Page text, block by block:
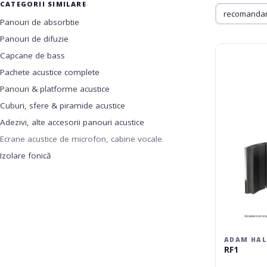
CATEGORII SIMILARE
Panouri de absorbtie
Panouri de difuzie
Capcane de bass
Pachete acustice complete
Panouri & platforme acustice
Cuburi, sfere & piramide acustice
Adezivi, alte accesorii panouri acustice
Ecrane acustice de microfon, cabine vocale
Izolare fonică
Adam
ADAM
RF1